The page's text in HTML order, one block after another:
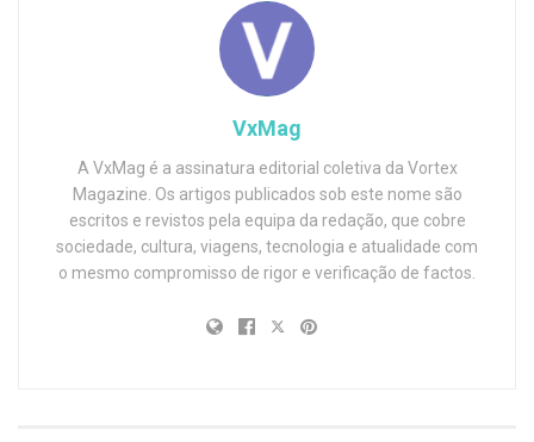
VxMag
A VxMag é a assinatura editorial coletiva da Vortex
Magazine. Os artigos publicados sob este nome são
escritos e revistos pela equipa da redação, que cobre
sociedade, cultura, viagens, tecnologia e atualidade com
o mesmo compromisso de rigor e verificação de factos.